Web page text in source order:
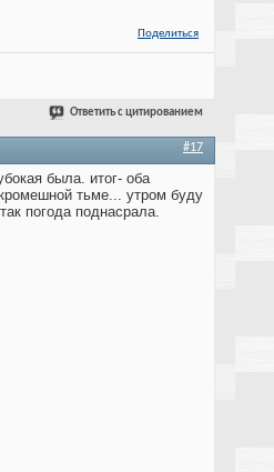
Поделиться
Ответить с цитированием
#17
была. итог- оба
тьме... утром буду
погода поднасрала.